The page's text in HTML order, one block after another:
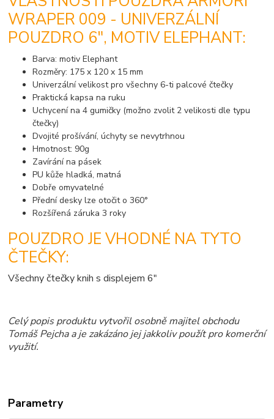
WRAPER 009 - UNIVERZÁLNÍ
POUZDRO 6", MOTIV ELEPHANT:
Barva: motiv Elephant
Rozměry: 175 x 120 x 15 mm
Univerzální velikost pro všechny 6-ti palcové čtečky
Praktická kapsa na ruku
Uchycení na 4 gumičky (možno zvolit 2 velikosti dle typu
čtečky)
Dvojité prošívání, úchyty se nevytrhnou
Hmotnost: 90g
Zavírání na pásek
PU kůže hladká, matná
Dobře omyvatelné
Přední desky lze otočit o 360°
Rozšířená záruka 3 roky
POUZDRO JE VHODNÉ NA TYTO
ČTEČKY:
Všechny čtečky knih s displejem 6"
Celý popis produktu vytvořil osobně majitel obchodu
Tomáš Pejcha a je zakázáno jej jakkoliv použít pro komerční
využití.
Parametry